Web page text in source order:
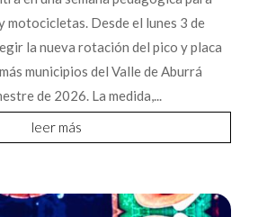
motocicletas. Desde el lunes 3 de
la nueva rotación del pico y placa
municipios del Valle de Aburrá
de 2026. La medida,...
leer más